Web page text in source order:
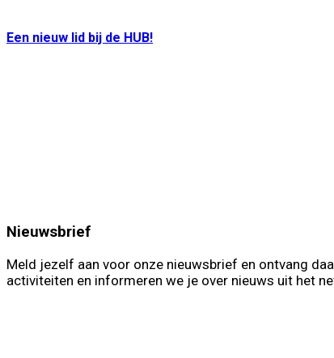
Een nieuw lid bij de HUB!
Nieuwsbrief
Meld jezelf aan voor onze nieuwsbrief en ontvang
activiteiten en informeren we je over nieuws uit het